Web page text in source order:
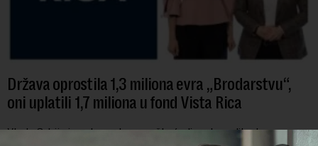
Država oprostila 1,3 miliona evra „Brodarstvu“,
oni uplatili 1,7 miliona u fond Vista Rica
Vlada Srbije je u decembru prošle godine dozvolila da se